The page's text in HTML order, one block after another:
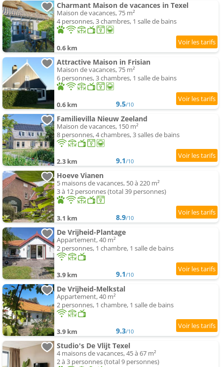
Charmant Maison de vacances in Texel
Maison de vacances, 75 m²
4 personnes, 3 chambres, 1 salle de bains
0.6 km
Attractive Maison in Frisian
Maison de vacances, 75 m²
6 personnes, 3 chambres, 1 salle de bains
0.6 km 9.5/10
Familievilla Nieuw Zeeland
Maison de vacances, 150 m²
8 personnes, 4 chambres, 3 salles de bains
2.3 km 9.1/10
Hoeve Vianen
5 maisons de vacances, 50 à 220 m²
3 à 12 personnes (total 39 personnes)
3.1 km 8.9/10
De Vrijheid-Plantage
Appartement, 40 m²
2 personnes, 1 chambre, 1 salle de bains
3.9 km 9.1/10
De Vrijheid-Melkstal
Appartement, 40 m²
2 personnes, 1 chambre, 1 salle de bains
3.9 km 9.3/10
Studio's De Vlijt Texel
4 maisons de vacances, 45 à 67 m²
2 à 3 personnes (total 9 personnes)